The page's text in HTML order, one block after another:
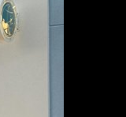
para Enfermedades y
y la Honestidad